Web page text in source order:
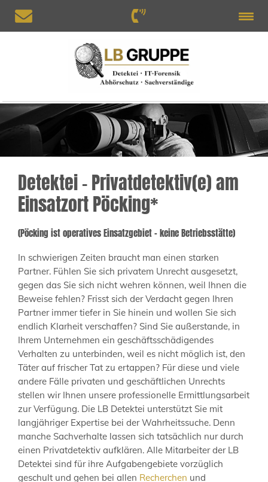
Detektei – Privatdetektiv(e) am
Einsatzort Pöcking*
(Pöcking ist operatives Einsatzgebiet – keine Betriebsstätte)
In schwierigen Zeiten braucht man einen starken
Partner. Fühlen Sie sich privatem Unrecht ausgesetzt,
gegen das Sie sich nicht wehren können, weil Ihnen die
Beweise fehlen? Frisst sich der Verdacht gegen Ihren
Partner immer tiefer in Sie hinein und wollen Sie sich
endlich Klarheit verschaffen? Sind Sie außerstande, in
Ihrem Unternehmen ein geschäftsschädigendes
Verhalten zu unterbinden, weil es nicht möglich ist, den
Täter auf frischer Tat zu ertappen? Für diese und viele
andere Fälle privaten und geschäftlichen Unrechts
stellen wir Ihnen unsere professionelle Ermittlungsarbeit
zur Verfügung. Die LB Detektei unterstützt Sie mit
langjähriger Expertise bei der Wahrheitssuche. Denn
manche Sachverhalte lassen sich tatsächlich nur durch
einen Privatdetektiv aufklären. Alle Mitarbeiter der LB
Detektei sind für ihre Aufgabengebiete vorzüglich
geschult und gehen bei allen Recherchen und